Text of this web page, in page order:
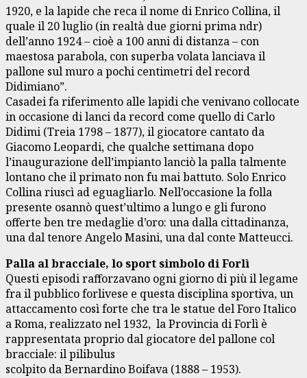
1920, e la lapide che reca il nome di Enrico Collina, il
quale il 20 luglio (in realtà due giorni prima ndr)
dell’anno 1924 – cioè a 100 anni di distanza – con
maestosa parabola, con superba volata lanciava il
pallone sul muro a pochi centimetri del record
Didimiano”.
Casadei fa riferimento alle lapidi che venivano collocate
in occasione di lanci da record come quello di Carlo
Didimi (Treia 1798 – 1877), il giocatore cantato da
Giacomo Leopardi, che qualche settimana dopo
l’inaugurazione dell’impianto lanciò la palla talmente
lontano che il primato non fu mai battuto. Solo Enrico
Collina riuscì ad eguagliarlo. Nell’occasione la folla
presente osannò quest’ultimo a lungo e gli furono
offerte ben tre medaglie d’oro: una dalla cittadinanza,
una dal tenore Angelo Masini, una dal conte Matteucci.
Palla al bracciale, lo sport simbolo di Forlì
Questi episodi rafforzavano ogni giorno di più il legame
fra il pubblico forlivese e questa disciplina sportiva, un
attaccamento così forte che tra le statue del Foro Italico
a Roma, realizzato nel 1932, la Provincia di Forlì è
rappresentata proprio dal giocatore del pallone col
bracciale: il pilibulus
scolpito da Bernardino Boifava (1888 – 1953).